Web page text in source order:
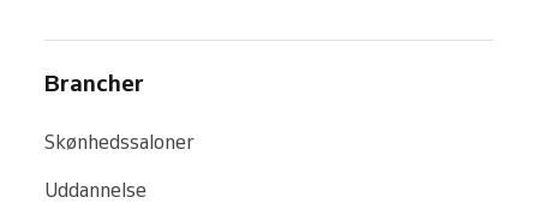
Brancher
Skønhedssaloner
Uddannelse